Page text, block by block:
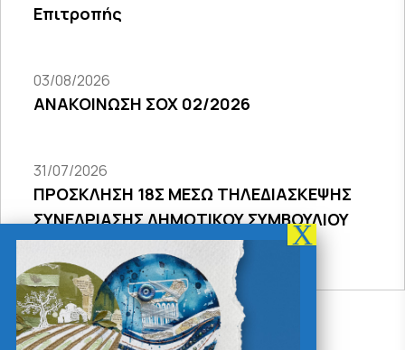
Επιτροπής
03/08/2026
ΑΝΑΚΟΙΝΩΣΗ ΣΟΧ 02/2026
31/07/2026
ΠΡΟΣΚΛΗΣΗ 18Σ ΜΕΣΩ ΤΗΛΕΔΙΑΣΚΕΨΗΣ
ΣΥΝΕΔΡΙΑΣΗΣ ΔΗΜΟΤΙΚΟΥ ΣΥΜΒΟΥΛΙΟΥ
2026